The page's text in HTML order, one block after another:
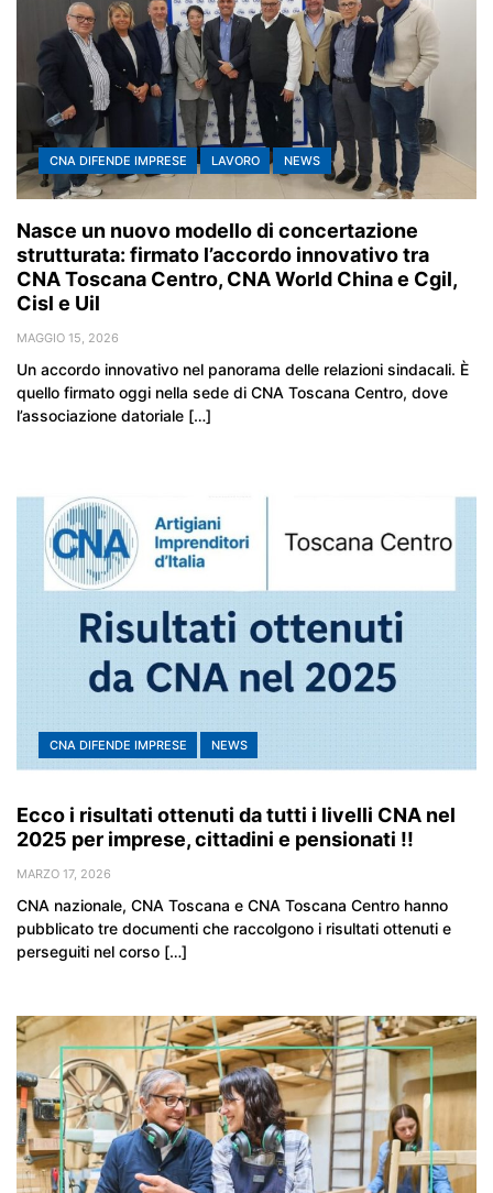
CNA DIFENDE IMPRESE LAVORO NEWS
Nasce un nuovo modello di concertazione
strutturata: firmato l’accordo innovativo tra
CNA Toscana Centro, CNA World China e Cgil,
Cisl e Uil
MAGGIO 15, 2026
Un accordo innovativo nel panorama delle relazioni sindacali. È
quello firmato oggi nella sede di CNA Toscana Centro, dove
l’associazione datoriale […]
CNA DIFENDE IMPRESE NEWS
Ecco i risultati ottenuti da tutti i livelli CNA nel
2025 per imprese, cittadini e pensionati !!
MARZO 17, 2026
CNA nazionale, CNA Toscana e CNA Toscana Centro hanno
pubblicato tre documenti che raccolgono i risultati ottenuti e
perseguiti nel corso […]